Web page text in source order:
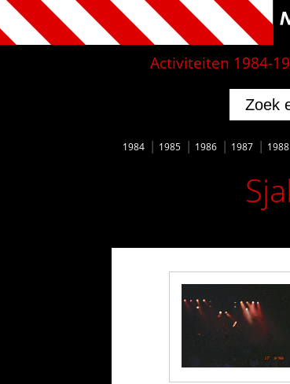
Activiteiten 1984-
1984 1985 1986 1987 1988